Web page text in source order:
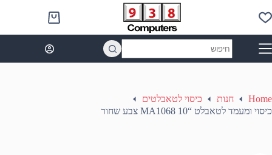
to
content
Shopping
cart
results
Home חנות
כיסוי לטאבלטים
כיסוי ומעמד לטאבלט “MA1068 10 צבע שחור